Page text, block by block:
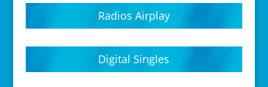
Radios Airplay
Digital Singles